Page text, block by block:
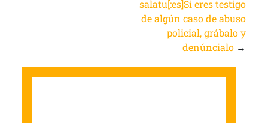
salatu[:es]Si eres testigo
de algún caso de abuso
policial, grábalo y
denúncialo →